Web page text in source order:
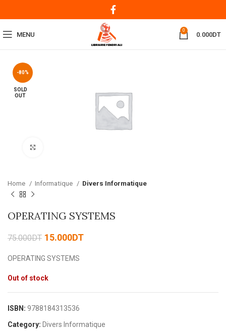
MENU
0
0.000DT
-80%
SOLD
OUT
Home Informatique Divers Informatique
OPERATING SYSTEMS
75.000DT 15.000DT
OPERATING SYSTEMS
Out of stock
ISBN: 9788184313536
Category: Divers Informatique